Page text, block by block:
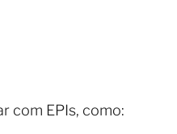
com EPIs, como: